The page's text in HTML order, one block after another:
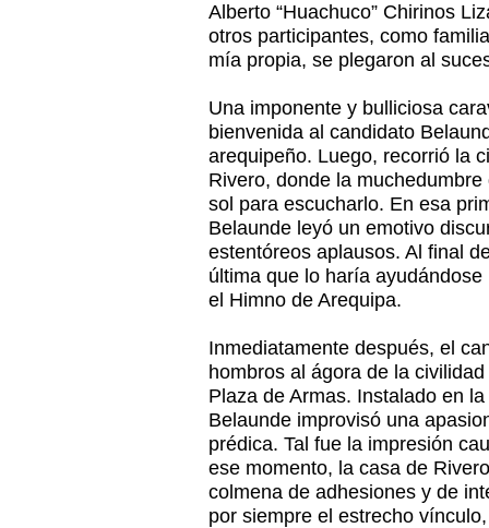
Alberto “Huachuco” Chirinos
otros participantes, como
mía propia, se plegaron al
Una imponente y bulliciosa
bienvenida al candidato
arequipeño. Luego, recorrió la
Rivero, donde la
sol para escucharlo. En esa
Belaunde leyó un emotivo
estentóreos aplausos. Al final
última que lo haría
el Himno de Arequipa.
Inmediatamente después, el
hombros al ágora de la
Plaza de Armas. Instalado en
Belaunde improvisó una
prédica. Tal fue la impresión
ese momento, la casa de
colmena de adhesiones y de
por siempre el estrecho